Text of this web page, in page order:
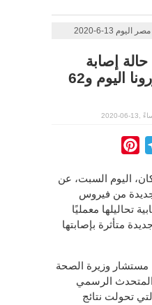
13-6-2020
مصر تسجل 1677 حالة إصابة
جديدة بفيروس كورونا اليوم و62
Telegram
اليوم السبت، عن
إصابة جديدة من فيروس
تحاليلها معمليًا
62 حالة جديدة متأثرة بإصابتها
مستشار وزيرة الصحة
الرسمي
تحولت نتائج